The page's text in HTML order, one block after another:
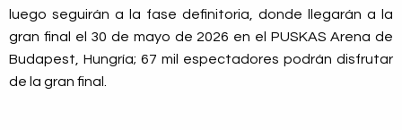
luego seguirán a la fase definitoria, donde llegarán a la
gran final el 30 de mayo de 2026 en el PUSKAS Arena de
Budapest, Hungría; 67 mil espectadores podrán disfrutar
de la gran final.